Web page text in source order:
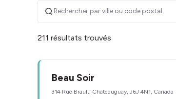
211 résultats trouvés
Beau Soir
314 Rue Brault, Chateauguay, J6J 4N1, Canada